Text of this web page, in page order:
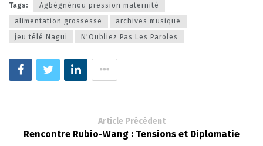
Tags:
Agbégnénou pression maternité
alimentation grossesse
archives musique
jeu télé Nagui
N'Oubliez Pas Les Paroles
Article Précédent
Rencontre Rubio-Wang : Tensions et Diplomatie